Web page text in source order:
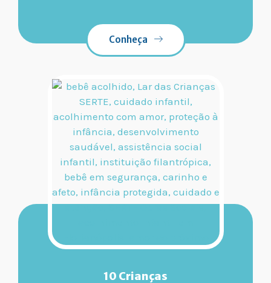
Conheça
10 Crianças